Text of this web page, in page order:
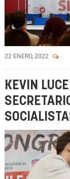
22 ENERO, 2022
KEVIN